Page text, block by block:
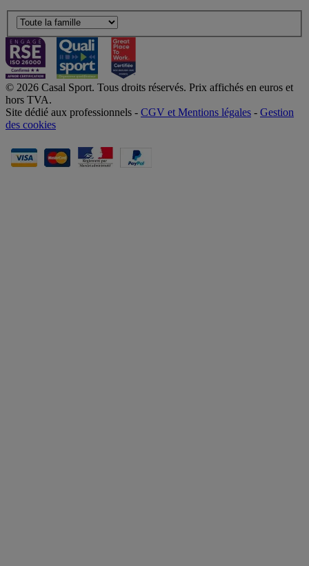
© 2026 Casal Sport. Tous droits réservés. Prix affichés en euros et
hors TVA.
Site dédié aux professionnels - CGV et Mentions légales - Gestion
des cookies